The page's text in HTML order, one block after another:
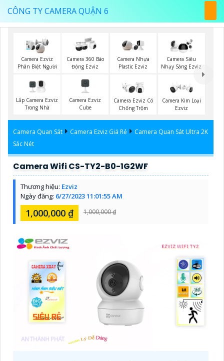
CÔNG TY CAMERA QUẬN 6
Camera Ezviz
Phân Biệt Người
Camera 360 Báo
Động Ezviz
Camera Nhựa
Plastic Ezviz
Camera Siêu
Nhạy Sáng Ezviz
Lắp Camera Ezviz
Trong Nhà
Camera Ezviz
Cube
Camera Ezviz Có
Chống Trộm
Camera Kim Loại
Ezviz
Camera Quan Sát Camera Ezviz Giá Rẻ
Camera Quan Sát Ultra 2K
Sắc Nét
Camera Wifi CS-TY2-B0-1G2WF
Thương hiệu: Ezviz
Ngày đăng: 6/27/2023 11:01:55 AM
1,000,000 ₫ 1,000,000 ₫